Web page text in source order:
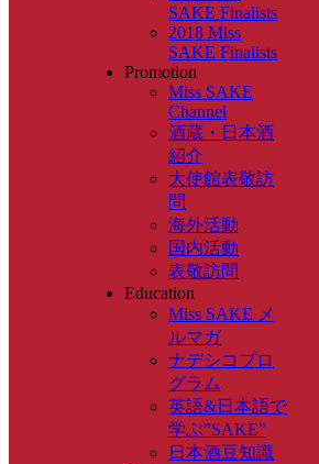
SAKE Finalists
2018 Miss
SAKE Finalists
Promotion
Miss SAKE
Channel
酒蔵・日本酒
紹介
大使館表敬訪
問
海外活動
国内活動
表敬訪問
Education
Miss SAKE メ
ルマガ
ナデシコプロ
グラム
英語&日本語で
学ぶ”SAKE”
日本酒豆知識